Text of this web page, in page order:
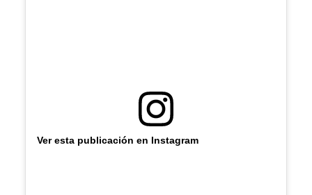
Ver esta publicación en Instagram